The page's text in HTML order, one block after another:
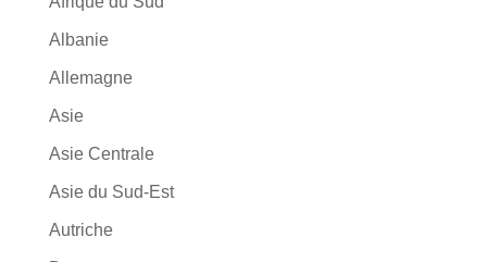
Albanie
Allemagne
Asie
Asie Centrale
Asie du Sud-Est
Autriche